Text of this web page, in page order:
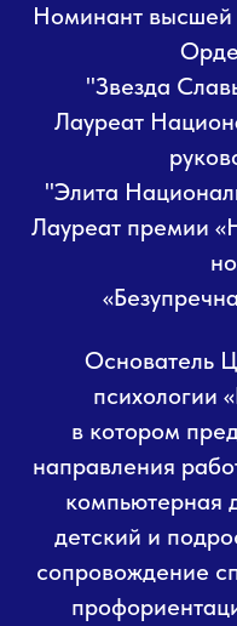
Номинант
"Звезда
Лауреат
"Элита
Лауреат премии
Основатель
психологии
в котором
направления
компьютерная
детский и
сопровождение